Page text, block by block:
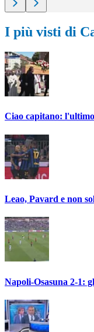
I più visti di
Ciao capitano:
Leao, Pavard e non
Napoli-Osasuna 2-1: